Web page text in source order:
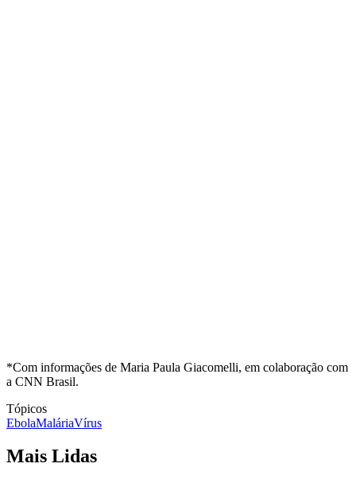
*Com informações de Maria Paula Giacomelli, em colaboração com
a CNN Brasil.
Tópicos
EbolaMaláriaVírus
Mais Lidas